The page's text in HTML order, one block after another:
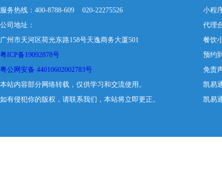
服务热线：400-8788-609 020-22275526
公司地址：
广州市天河区荷光东路158号天逸商务大厦501
粤ICP备19092878号
粤公网安备 44010602002783号
本站内容部分网络转载，仅供学习和交流使用。
如有侵犯你的版权，请联系我们，本站将立即更正。
小程
代理
餐饮
预约
免责
凯易
凯易